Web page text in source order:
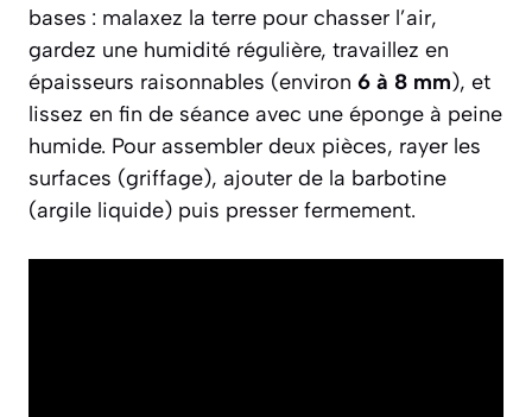
bases : malaxez la terre pour chasser l’air,
gardez une humidité régulière, travaillez en
épaisseurs raisonnables (environ 6 à 8 mm), et
lissez en fin de séance avec une éponge à peine
humide. Pour assembler deux pièces, rayer les
surfaces (griffage), ajouter de la barbotine
(argile liquide) puis presser fermement.